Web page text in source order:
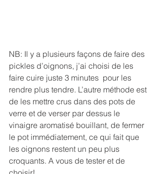
NB: Il y a plusieurs façons de faire des
pickles d’oignons, j’ai choisi de les
faire cuire juste 3 minutes  pour les
rendre plus tendre. L’autre méthode est
de les mettre crus dans des pots de
verre et de verser par dessus le
vinaigre aromatisé bouillant, de fermer
le pot immédiatement, ce qui fait que
les oignons restent un peu plus
croquants. A vous de tester et de